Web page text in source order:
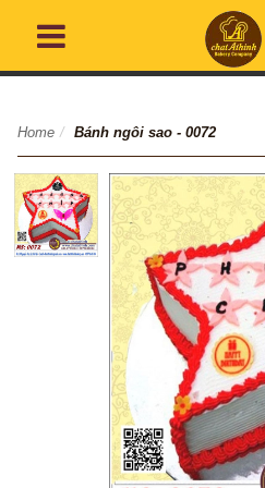
Home / Bánh ngôi sao - 0072